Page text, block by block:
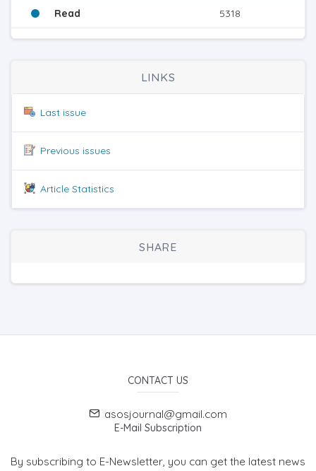
Read 5318
LINKS
Last issue
Previous issues
Article Statistics
SHARE
CONTACT US
asosjournal@gmail.com
E-Mail Subscription
By subscribing to E-Newsletter, you can get the latest news